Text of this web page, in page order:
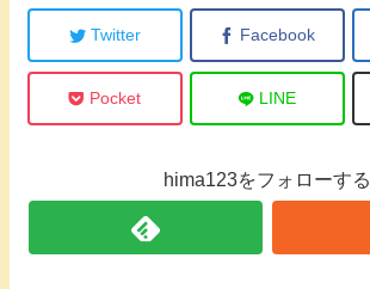
Twitter Facebook
Pocket LINE
hima123をフォローする